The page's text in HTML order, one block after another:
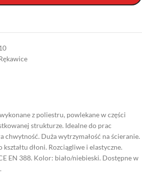
z poliestru, powlekane w części
strukturze. Idealne do prac
chwytność. Duża wytrzymałość na ścieranie.
dłoni. Rozciągliwe i elastyczne.
EN 388. Kolor: biało/niebieski. Dostępne w